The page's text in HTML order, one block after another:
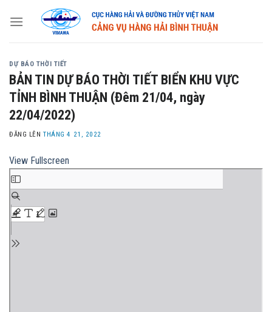
DỰ BÁO THỜI TIẾT
BẢN TIN DỰ BÁO THỜI TIẾT BIỂN KHU VỰC
TỈNH BÌNH THUẬN (Đêm 21/04, ngày
22/04/2022)
ĐĂNG LÊNTHÁNG 4 21, 2022
View Fullscreen